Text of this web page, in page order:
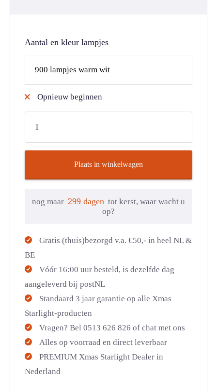
Aantal en kleur lampjes
Opnieuw beginnen
Plaats in winkelwagen
nog maar 299 dagen tot kerst, waar wacht u
op?
Gratis (thuis)bezorgd v.a. €50,- in heel NL &
BE
Vóór 16:00 uur besteld, is dezelfde dag
aangeleverd bij postNL
Standaard 3 jaar garantie op alle Xmas
Starlight-producten
Vragen? Bel 0513 626 826 of chat met ons
Alles op voorraad en direct leverbaar
PREMIUM Xmas Starlight Dealer in
Nederland